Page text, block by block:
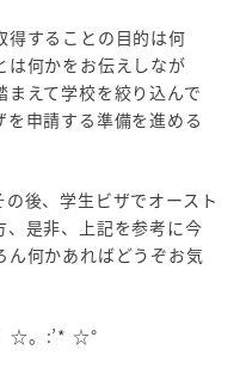
得することの目的は何
は何かをお伝えしなが
えて学校を絞り込んで
申請する準備を進める
後、学生ビザでオースト
、是非、上記を参考に今
ん何かあればどうぞお気
☆。:’* ☆°